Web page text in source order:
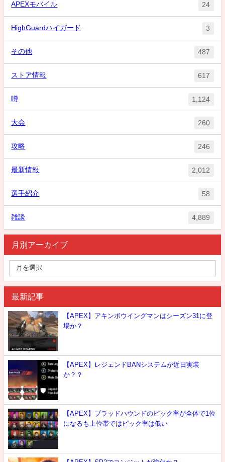
APEXモバイル 24
HighGuardハイガード 3
その他 487
ストア情報 617
噂 1,124
大会 260
攻略 246
最新情報 2,012
選手紹介 58
雑談 4,889
月別アーカイブ
最新記事
【APEX】アキンボウイングマンはシーズン31に登
場か？
【APEX】レジェンドBANシステムが近日実装
か？？
【APEX】ブラッドハウンドのピック率が全体で1位
になるも上位帯ではピック率は低い